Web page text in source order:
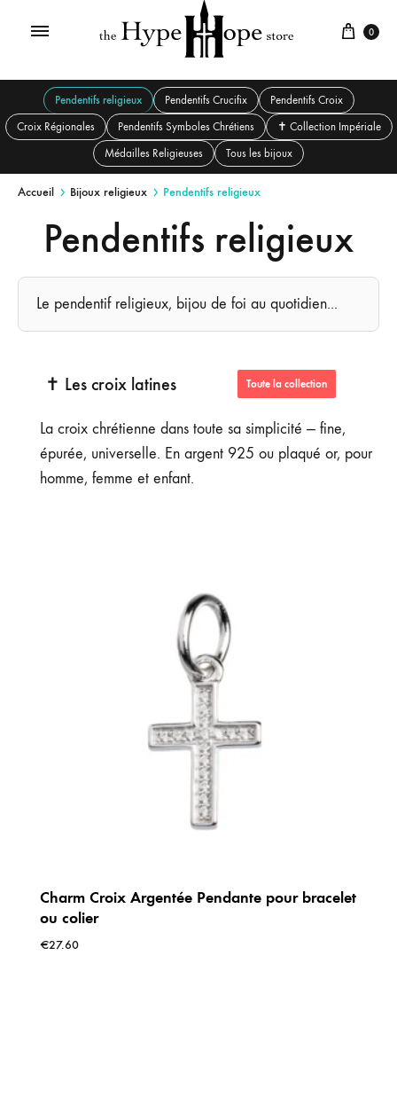
0
Pendentifs religieux Pendentifs Crucifix
Pendentifs Croix
Croix Régionales
Pendentifs Symboles Chrétiens
✝️ Collection Impériale
Médailles Religieuses
Tous les bijoux
Accueil Bijoux religieux Pendentifs religieux
Pendentifs religieux
Le pendentif religieux, bijou de foi au quotidien...
✝️ Les croix latines Toute la collection
La croix chrétienne dans toute sa simplicité — fine,
épurée, universelle. En argent 925 ou plaqué or, pour
homme, femme et enfant.
Charm Croix Argentée Pendante pour bracelet
ou colier
€27.60